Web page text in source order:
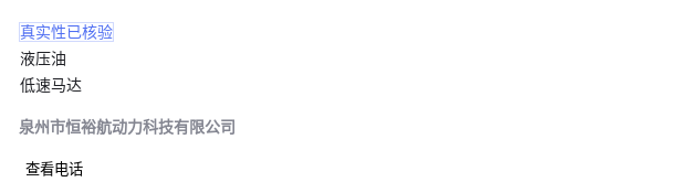
真实性已核验
液压油
低速马达
泉州市恒裕航动力科技有限公司
查看电话